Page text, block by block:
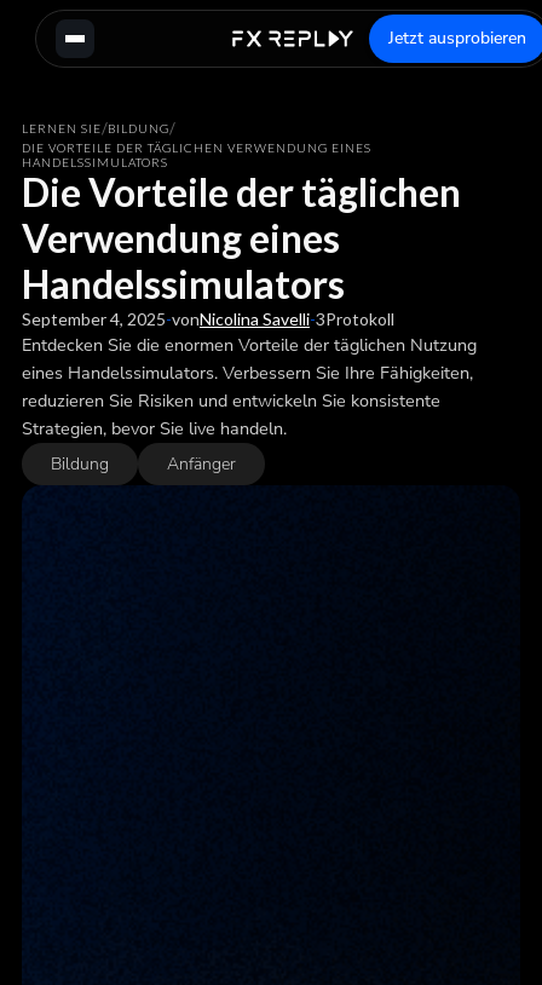
Jetzt ausprobieren
LERNEN SIE/BILDUNG/
DIE VORTEILE DER TÄGLICHEN VERWENDUNG EINES
HANDELSSIMULATORS
Die Vorteile der täglichen
Verwendung eines
Handelssimulators
September 4, 2025-vonNicolina Savelli-3Protokoll
Entdecken Sie die enormen Vorteile der täglichen Nutzung
eines Handelssimulators. Verbessern Sie Ihre Fähigkeiten,
reduzieren Sie Risiken und entwickeln Sie konsistente
Strategien, bevor Sie live handeln.
Bildung Anfänger